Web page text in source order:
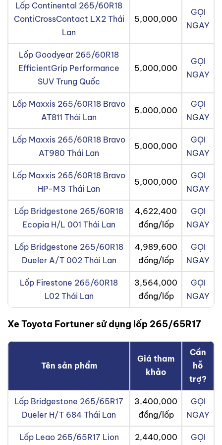
Lốp Continental 265/60R18
ContiCrossContact LX2 Thái
Lan
5,000,000
GỌI
NGAY
Lốp Goodyear 265/60R18
EfficientGrip Performance
SUV Trung Quốc
5,000,000
GỌI
NGAY
Lốp Maxxis 265/60R18 Bravo
AT811 Thái Lan
5,000,000
GỌI
NGAY
Lốp Maxxis 265/60R18 Bravo
AT980 Thái Lan
5,000,000
GỌI
NGAY
Lốp Maxxis 265/60R18 Bravo
HP-M3 Thái Lan
5,000,000
GỌI
NGAY
Lốp Bridgestone 265/60R18
Ecopia H/L 001 Thái Lan
4,622,400
đồng/lốp
GỌI
NGAY
Lốp Bridgestone 265/60R18
Dueler A/T 002 Thái Lan
4,989,600
đồng/lốp
GỌI
NGAY
Lốp Firestone 265/60R18
L02 Thái Lan
3,564,000
đồng/lốp
GỌI
NGAY
Xe Toyota Fortuner sử dụng lốp 265/65R17
Tên sản phẩm
Giá tham
khảo
Cần
hỗ
trợ?
Lốp Bridgestone 265/65R17
Dueler H/T 684 Thái Lan
3,400,000
đồng/lốp
GỌI
NGAY
Lốp Leao 265/65R17 Lion
2,440,000
GỌI